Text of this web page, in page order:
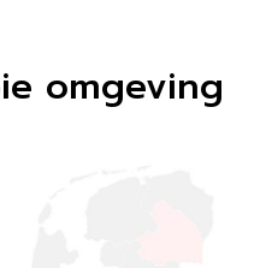
omgeving